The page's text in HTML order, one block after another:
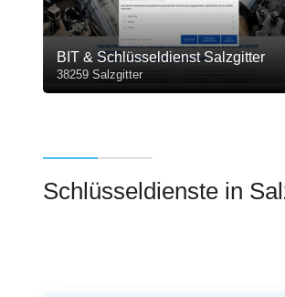
BIT & Schlüsseldienst Salzgitter
38259 Salzgitter
Schlüsseldienste in